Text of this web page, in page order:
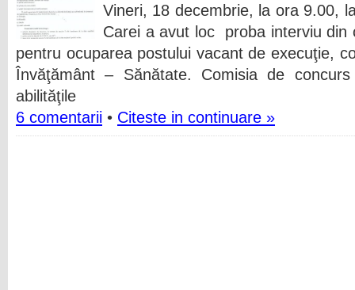
Vineri, 18 decembrie, la ora 9.00,
Carei a avut loc proba interviu din
pentru ocuparea postului vacant de execuţie,
Învăţământ – Sănătate. Comisia de
abilităţile
6 comentarii • Citeste in continuare »